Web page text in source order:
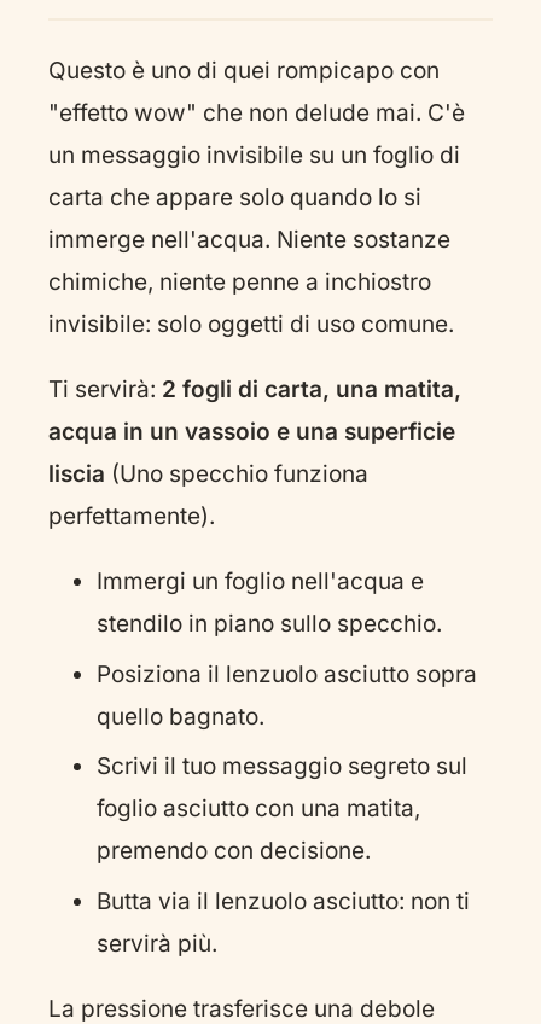
Questo è uno di quei rompicapo con
"effetto wow" che non delude mai. C'è
un messaggio invisibile su un foglio di
carta che appare solo quando lo si
immerge nell'acqua. Niente sostanze
chimiche, niente penne a inchiostro
invisibile: solo oggetti di uso comune.
Ti servirà: 2 fogli di carta, una matita,
acqua in un vassoio e una superficie
liscia (Uno specchio funziona
perfettamente).
Immergi un foglio nell'acqua e
stendilo in piano sullo specchio.
Posiziona il lenzuolo asciutto sopra
quello bagnato.
Scrivi il tuo messaggio segreto sul
foglio asciutto con una matita,
premendo con decisione.
Butta via il lenzuolo asciutto: non ti
servirà più.
La pressione trasferisce una debole